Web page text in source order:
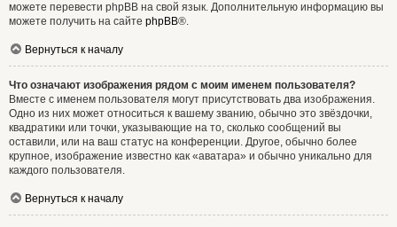
можете перевести phpBB на свой язык. Дополнительную информацию вы
можете получить на сайте phpBB®.
Вернуться к началу
Что означают изображения рядом с моим именем пользователя?
Вместе с именем пользователя могут присутствовать два изображения.
Одно из них может относиться к вашему званию, обычно это звёздочки,
квадратики или точки, указывающие на то, сколько сообщений вы
оставили, или на ваш статус на конференции. Другое, обычно более
крупное, изображение известно как «аватара» и обычно уникально для
каждого пользователя.
Вернуться к началу